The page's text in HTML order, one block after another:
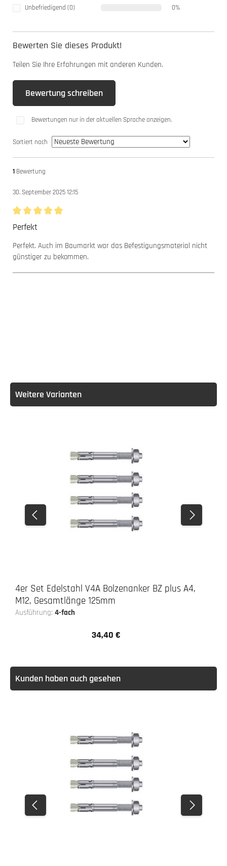
Unbefriedigend (0) 0%
Bewerten Sie dieses Produkt!
Teilen Sie Ihre Erfahrungen mit anderen Kunden.
Bewertung schreiben
Bewertungen nur in der aktuellen Sprache anzeigen.
Sortiert nach
1 Bewertung
30. September 2025 12:15
Bewertung mit 5 von 5 Sternen
Perfekt
Perfekt. Auch im Baumarkt war das Befestigungsmaterial nicht
günstiger zu bekommen.
Weitere Varianten
4er Set Edelstahl V4A Bolzenanker BZ plus A4,
M12, Gesamtlänge 125mm
Ausführung:4-fach
Regulärer Preis:
34,40 €
Kunden haben auch gesehen